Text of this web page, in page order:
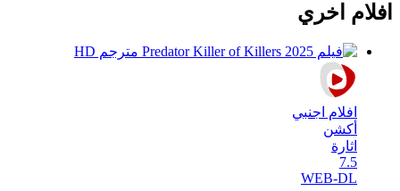
افلام اخري
افلام اجنبي
أكشن
اثارة
7.5
WEB-DL